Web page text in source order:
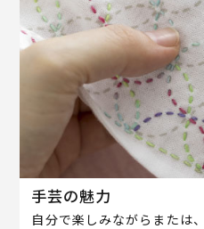
手芸の魅力
自分で楽しみながらまたは